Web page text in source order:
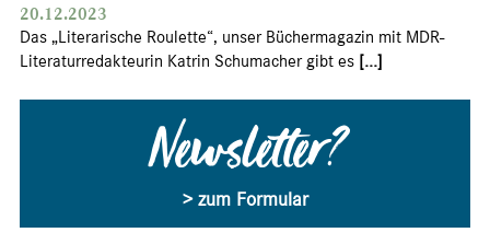
20.12.2023
Das „Literarische Roulette“, unser Büchermagazin mit MDR-
Literaturredakteurin Katrin Schumacher gibt es [...]
Newsletter?
> zum Formular